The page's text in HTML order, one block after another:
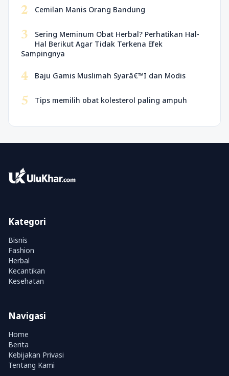
2 Cemilan Manis Orang Bandung
3
Sering Meminum Obat Herbal? Perhatikan Hal-
Hal Berikut Agar Tidak Terkena Efek
Sampingnya
4 Baju Gamis Muslimah Syarâ€™I dan Modis
5 Tips memilih obat kolesterol paling ampuh
Kategori
Bisnis
Fashion
Herbal
Kecantikan
Kesehatan
Navigasi
Home
Berita
Kebijakan Privasi
Tentang Kami